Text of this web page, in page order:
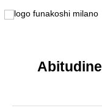
al
Abitudine